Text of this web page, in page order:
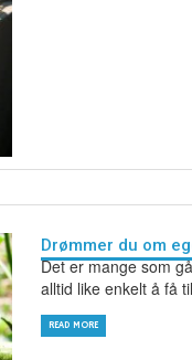
Drømmer du om
Det er mange som
alltid like enkelt å få
READ MORE